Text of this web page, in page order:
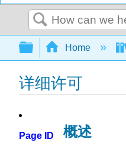
Search
Expand/
Home
详细许可
Page ID 概述